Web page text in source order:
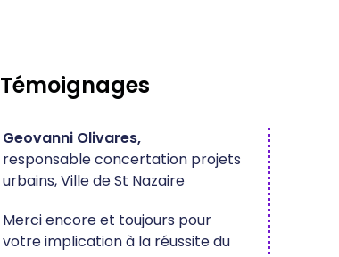
Témoignages
Geovanni Olivares,
responsable concertation projets
urbains,Ville de St Nazaire
Merci encore et toujours pour
votre implication à la réussite du